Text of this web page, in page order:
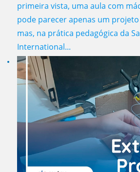
primeira vista, uma aula com
pode parecer apenas um
mas, na prática pedagógica da
International...